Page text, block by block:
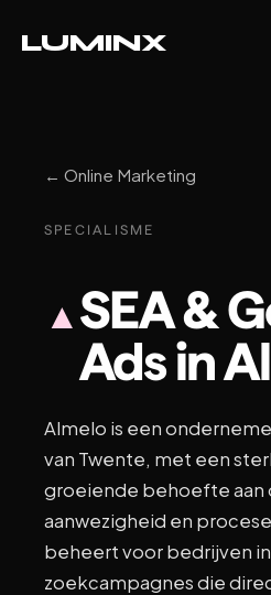
LUMINX
← Online Marketing
SPECIALISME
▲SEA &
Ads in
Almelo is een
van Twente, met een
groeiende behoefte aan
aanwezigheid en
beheert voor bedrijven
zoekcampagnes die